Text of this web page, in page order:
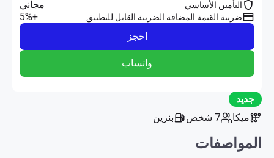
التأمين الأساسي مجاني
ضريبة القيمة المضافة الضريبة القابل للتطبيق
+5%
احجز
واتساب
جديد
ميكا
7 شخص بنزين
المواصفات